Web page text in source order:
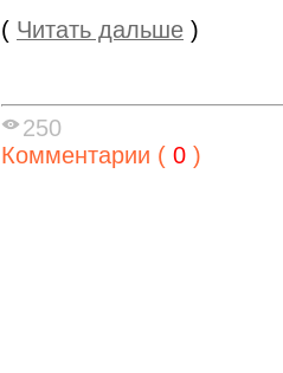
( Читать дальше )
250
Комментарии ( 0 )